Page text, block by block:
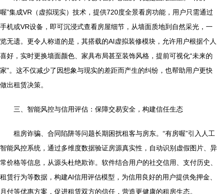
喔”集成VR（虚拟现实）技术，提供720度全景看房功能，用户只需通过
手机或VR设备，即可沉浸式查看房屋细节，从墙面质地到自然采光，一
览无遗。更令人称道的是，其搭载的AI虚拟装修模块，允许用户根据个人
喜好，实时更换墙面颜色、家具布局甚至装饰风格，提前可视化“未来的
家”。这不仅减少了因想象与现实的差距而产生的纠纷，也帮助用户更快
做出租赁决策。
三、智能风控与信用评估：保障交易安全，构建信任生态
租房诈骗、合同陷阱等问题长期困扰租客与房东。“有房喔”引入人工
智能风控系统，通过多维度数据验证房源真实性，自动识别虚假图片、异
常价格等信息，从源头杜绝欺诈。软件结合用户的社交信用、支付历史、
租赁行为等数据，构建AI信用评估模型，为信用良好的用户提供免押金、
月付等优惠方案，促进租赁双方的信任，营造更健康的租房生态。